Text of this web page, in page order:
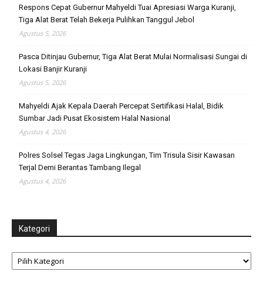
Respons Cepat Gubernur Mahyeldi Tuai Apresiasi Warga Kuranji,
Tiga Alat Berat Telah Bekerja Pulihkan Tanggul Jebol
Agustus 5, 2026
Pasca Ditinjau Gubernur, Tiga Alat Berat Mulai Normalisasi Sungai di
Lokasi Banjir Kuranji
Agustus 5, 2026
Mahyeldi Ajak Kepala Daerah Percepat Sertifikasi Halal, Bidik
Sumbar Jadi Pusat Ekosistem Halal Nasional
Agustus 4, 2026
Polres Solsel Tegas Jaga Lingkungan, Tim Trisula Sisir Kawasan
Terjal Demi Berantas Tambang Ilegal
Agustus 4, 2026
Kategori
Kategori